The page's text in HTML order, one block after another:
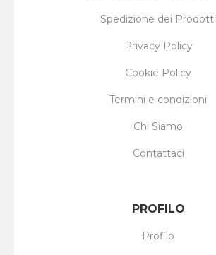
Spedizione dei Prodotti
Privacy Policy
Cookie Policy
Termini e condizioni
Chi Siamo
Contattaci
PROFILO
Profilo